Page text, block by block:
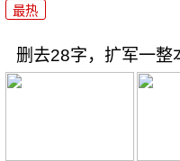
最热
删去28字，扩军一整